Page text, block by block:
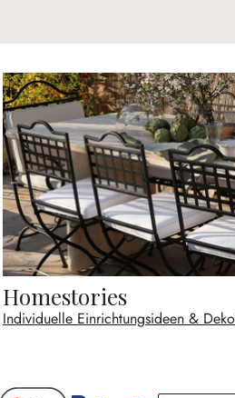
Homestories
Individuelle Einrichtungsideen &